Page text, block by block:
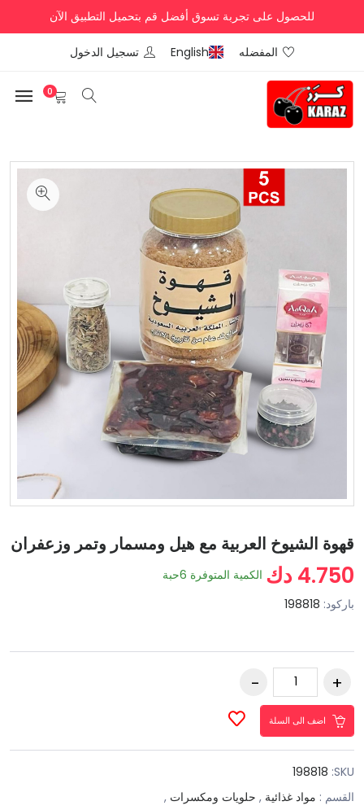
للحصول على تجربة تسوق أفضل قم بتحميل التطبيق الآن
المفضله English تسجيل الدخول
0
قهوة الشيوخ العربية مع هيل ومسمار وتمر وزعفران
4.750 دك الكمية المتوفرة 6حبة
باركود: 198818
اضف الى السلة
SKU:
198818
القسم : مواد غذائية , حلويات ومكسرات ,